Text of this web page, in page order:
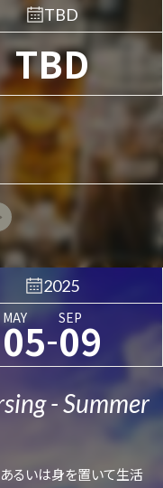
TBD
TBD
2025
MAY
05-SEP
09
- Summer
るいは身を置いて生活